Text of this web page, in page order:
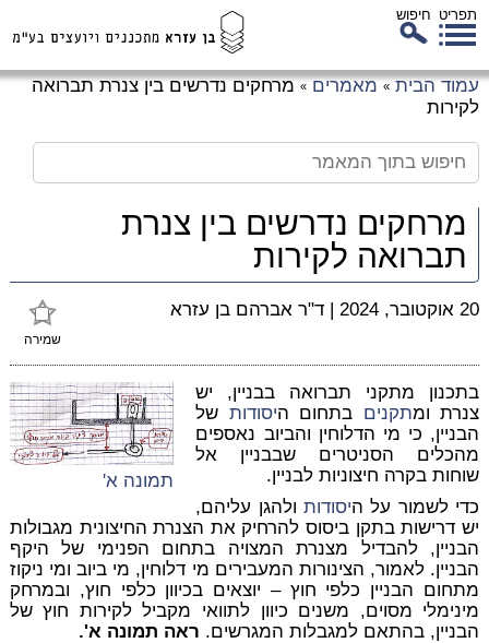
תפריט חיפוש
עמוד הבית » מאמרים » מרחקים נדרשים בין צנרת תברואה
לקירות
מרחקים נדרשים בין צנרת
תברואה לקירות
שמירה
20 אוקטובר, 2024 | ד"ר אברהם בן עזרא
תמונה א'
בתכנון מתקני תברואה בבניין, יש
צנרת ומתקנים בתחום היסודות של
הבניין, כי מי הדלוחין והביוב נאספים
מהכלים הסניטרים שבבניין אל
שוחות בקרה חיצוניות לבניין.
כדי לשמור על היסודותולהגן עליהם,
יש דרישות בתקן ביסוס להרחיק את הצנרת החיצונית מגבולות
הבניין, להבדיל מצנרת המצויה בתחום הפנימי של היקף
הבניין. לאמור, הצינורות המעבירים מי דלוחין, מי ביוב ומי ניקוז
מתחום הבניין כלפי חוץ – יוצאים בכיוון כלפי חוץ, ובמרחק
מינימלי מסוים, משנים כיוון לתוואי מקביל לקירות חוץ של
הבניין, בהתאם למגבלות המגרשים. ראה תמונה א'.